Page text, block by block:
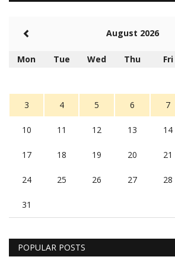
August 2026
Mon Tue Wed Thu Fri
3 4 5 6 7
10 11 12 13 14
17 18 19 20 21
24 25 26 27 28
31
POPULAR POSTS